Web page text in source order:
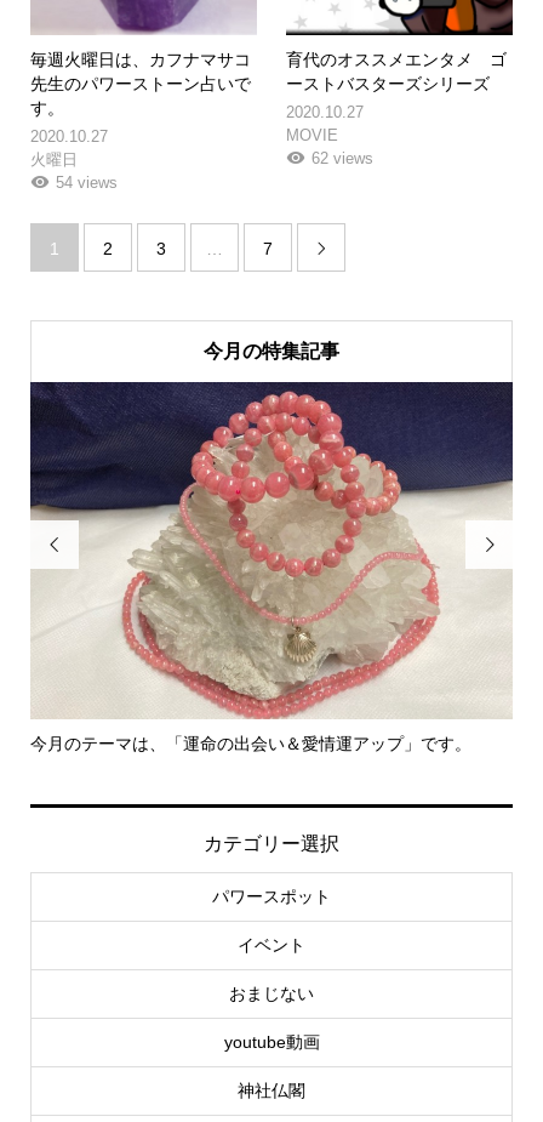
毎週火曜日は、カフナマサコ
先生のパワーストーン占いで
す。
2020.10.27
火曜日
54 views
育代のオススメエンタメ ゴ
ーストバスターズシリーズ
2020.10.27
MOVIE
62 views
1 2 3 … 7 
今月の特集記事

今月のテーマは、「運命の出会い＆愛情運アップ」です。

カテゴリー選択
パワースポット
イベント
おまじない
youtube動画
神社仏閣